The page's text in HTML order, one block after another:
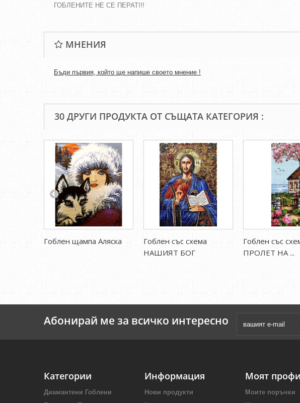
ГОБЛЕНИТЕ НЕ СЕ ПЕРАТ!!!
МНЕНИЯ
Бъди първия, който ще напише своето мнение !
30 ДРУГИ ПРОДУКТА ОТ СЪЩАТА КАТЕГОРИЯ :
Гоблен щампа Аляска
Гоблен със схема
НАШИЯТ БОГ
Гоблен със
ПРОЛЕТ НА ...
Абонирай ме за всичко интересно
Категории
Диамантени Гоблени
Информация
Нови продукти
Моят
Моите поръчки